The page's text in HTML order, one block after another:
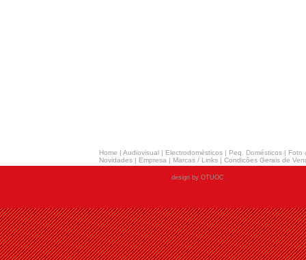
Home | Audiovisual | Electrodomésticos | Peq. Domésticos | Foto
Novidades | Empresa | Marcas / Links | Condicões Gerais de
design by OTUOC